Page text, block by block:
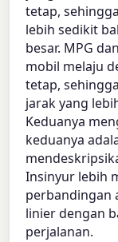
tetap,
lebih sedikit
besar. MPG
mobil melaju
tetap,
jarak yang
Keduanya
keduanya
Insinyur lebih
perbandingan
linier dengan
perjalanan.